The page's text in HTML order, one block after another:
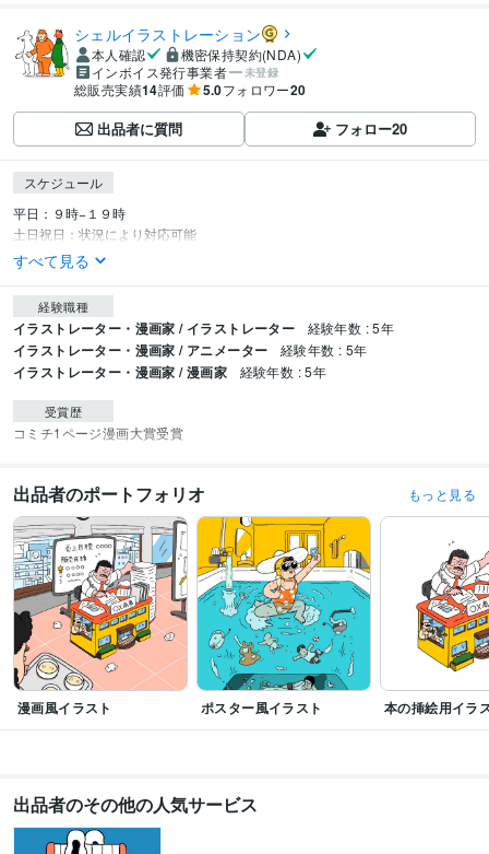
シェルイラストレーション
本人確認
機密保持契約(NDA)
インボイス発行事業者
未登録
総販売実績14評価 5.0フォロワー20
出品者に質問 フォロー20
スケジュール
平日：９時−１９時
土日祝日：状況により対応可能
すべて見る
経験職種
イラストレーター・漫画家 / イラストレーター 経験年数 : 5年
イラストレーター・漫画家 / アニメーター 経験年数 : 5年
イラストレーター・漫画家 / 漫画家 経験年数 : 5年
受賞歴
コミチ1ページ漫画大賞受賞
出品者のポートフォリオ もっと見る
漫画風イラスト ポスター風イラスト 本の挿絵用イラ
出品者のその他の人気サービス